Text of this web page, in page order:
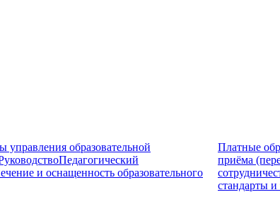
управления образовательной
Педагогический
и оснащенность образовательного
Платные
приёма
стандарты и